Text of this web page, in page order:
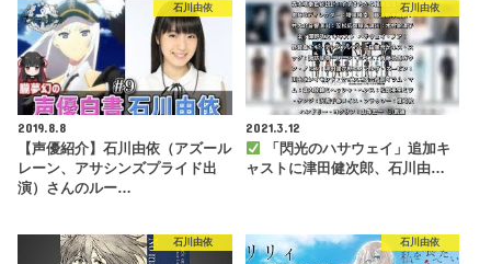
石川由依
2019.8.8
【声優紹介】石川由依（アズール
レーン、アサシンズプライド出
演）さんのルー…
石川由依
2021.3.12
「閃光のハサウェイ」追加キ
ャストに津田健次郎、石川由…
石川由依 石川由依